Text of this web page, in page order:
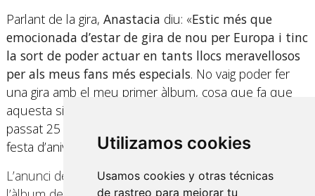
Utilizamos cookies
Usamos cookies y otras técnicas
de rastreo para mejorar tu
Parlant de la gira, Anastacia diu: «Estic més que
emocionada d’estar de gira de nou per Europa i tinc
la sort de poder actuar en tants llocs meravellosos
per als meus fans més especials. No vaig poder fer
una gira amb el meu primer àlbum, cosa que fa que
aquesta sigui més especial. No puc creure que hagin
passat 25 anys des de ‘Not That Kind’ Serà una gran
festa d’aniversari. Estic desitjant veure-us a toas allà».
L’anunci de la gira arriba just després de l’èxit de